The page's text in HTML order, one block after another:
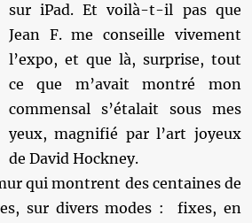
sur iPad. Et voilà-t-il pas que
Jean F. me conseille vivement
l’expo, et que là, surprise, tout
ce que m’avait montré mon
commensal s’étalait sous mes
yeux, magnifié par l’art joyeux
de David Hockney.
qui montrent des centaines de
sur divers modes : fixes, en